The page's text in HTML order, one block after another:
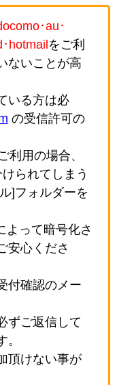
･au･
hotmail をご利
ないことが高
いる方は必
の受信許可の
利用の場合、
られてしまう
]フォルダーを
よって暗号化さ
安心くださ
付確認のメー
ずご返信して
。
頂けない事が